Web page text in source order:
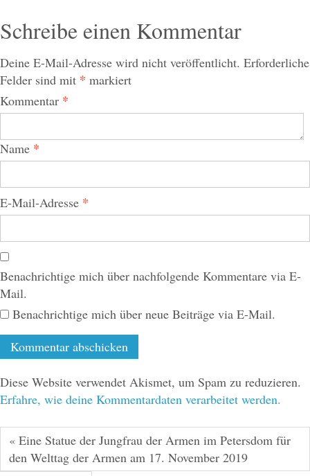
Schreibe einen Kommentar
Deine E-Mail-Adresse wird nicht veröffentlicht. Erforderliche
Felder sind mit * markiert
Kommentar *
Name *
E-Mail-Adresse *
Benachrichtige mich über nachfolgende Kommentare via E-
Mail.
Benachrichtige mich über neue Beiträge via E-Mail.
Diese Website verwendet Akismet, um Spam zu reduzieren.
Erfahre, wie deine Kommentardaten verarbeitet werden.
« Eine Statue der Jungfrau der Armen im Petersdom für
den Welttag der Armen am 17. November 2019